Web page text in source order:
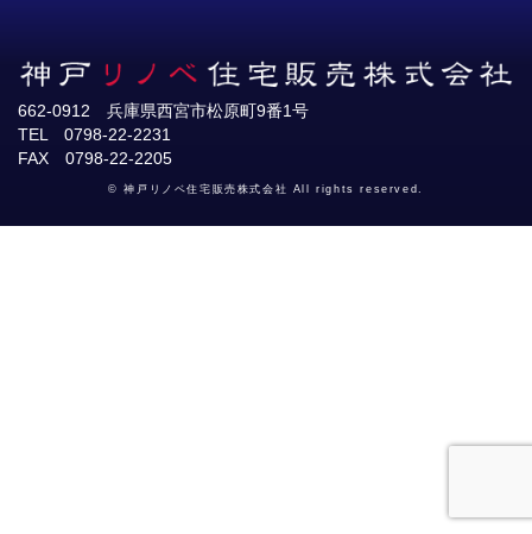
662-0912 兵庫県西宮市松原町9番1号
TEL 0798-22-2231
FAX 0798-22-2205
© 神戸リノベ住宅販売株式会社 All rights reserved.